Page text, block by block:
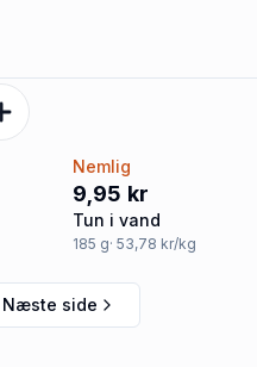
Nemlig
9,95 kr
Tun i vand
185 g· 53,78 kr/kg
Næste side